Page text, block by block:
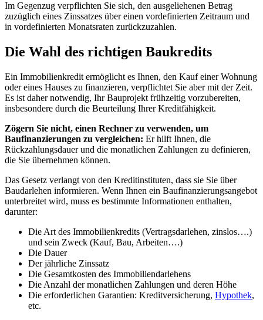
Im Gegenzug verpflichten Sie sich, den ausgeliehenen Betrag
zuzüglich eines Zinssatzes über einen vordefinierten Zeitraum und
in vordefinierten Monatsraten zurückzuzahlen.
Die Wahl des richtigen Baukredits
Ein Immobilienkredit ermöglicht es Ihnen, den Kauf einer Wohnung
oder eines Hauses zu finanzieren, verpflichtet Sie aber mit der Zeit.
Es ist daher notwendig, Ihr Bauprojekt frühzeitig vorzubereiten,
insbesondere durch die Beurteilung Ihrer Kreditfähigkeit.
Zögern Sie nicht, einen Rechner zu verwenden, um
Baufinanzierungen zu vergleichen: Er hilft Ihnen, die
Rückzahlungsdauer und die monatlichen Zahlungen zu definieren,
die Sie übernehmen können.
Das Gesetz verlangt von den Kreditinstituten, dass sie Sie über
Baudarlehen informieren. Wenn Ihnen ein Baufinanzierungsangebot
unterbreitet wird, muss es bestimmte Informationen enthalten,
darunter:
Die Art des Immobilienkredits (Vertragsdarlehen, zinslos….)
und sein Zweck (Kauf, Bau, Arbeiten….)
Die Dauer
Der jährliche Zinssatz
Die Gesamtkosten des Immobiliendarlehens
Die Anzahl der monatlichen Zahlungen und deren Höhe
Die erforderlichen Garantien: Kreditversicherung, Hypothek,
etc.